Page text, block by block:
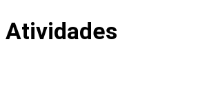
Atividades